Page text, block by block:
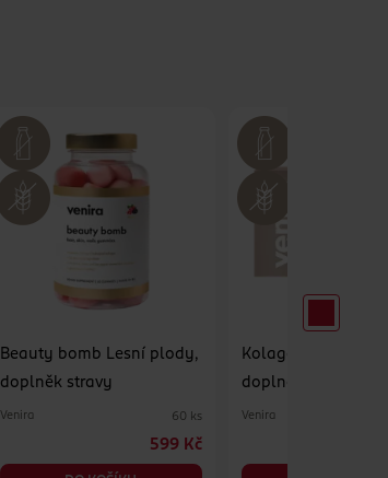
Beauty bomb Lesní plody,
doplněk stravy
Venira 60 ks
599 Kč
Kolagenový drink,
doplněk stravy
Venira